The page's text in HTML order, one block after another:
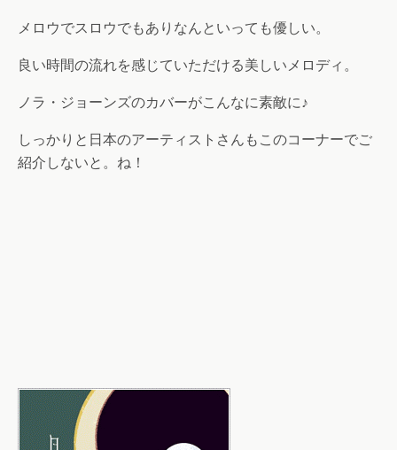
メロウでスロウでもありなんといっても優しい。
良い時間の流れを感じていただける美しいメロディ。
ノラ・ジョーンズのカバーがこんなに素敵に♪
しっかりと日本のアーティストさんもこのコーナーでご
紹介しないと。ね！